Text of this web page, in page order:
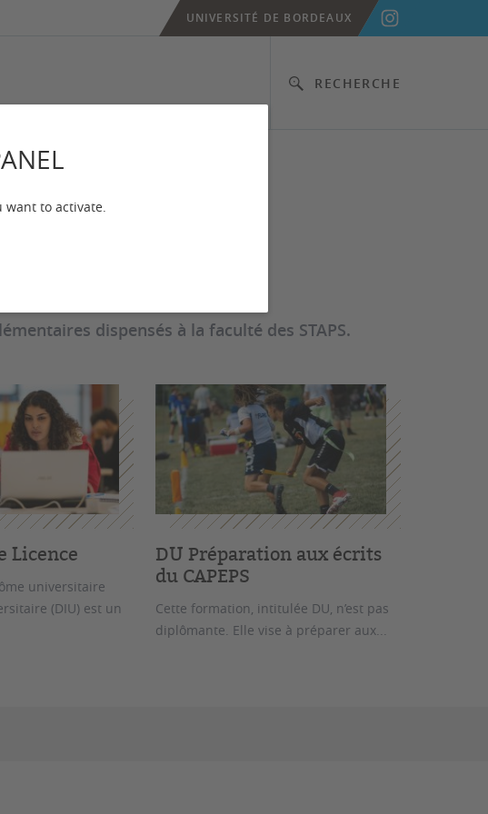
to activate.
RECHERCHE
UNIVERSITÉ DE BORDEAUX
dispensés à la faculté des STAPS.
Licence
universitaire
(DIU) est un
DU Préparation aux écrits
du CAPEPS
Cette formation, intitulée DU, n’est pas
diplômante. Elle vise à préparer aux...